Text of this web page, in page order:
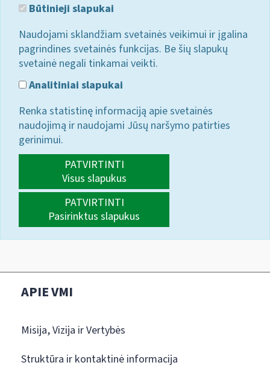
Būtinieji slapukai
Naudojami sklandžiam svetainės veikimui ir įgalina
pagrindines svetainės funkcijas. Be šių slapukų
svetainė negali tinkamai veikti.
Analitiniai slapukai
Renka statistinę informaciją apie svetainės
naudojimą ir naudojami Jūsų naršymo patirties
gerinimui.
PATVIRTINTI
Visus slapukus
PATVIRTINTI
Pasirinktus slapukus
APIE VMI
Misija, Vizija ir Vertybės
Struktūra ir kontaktinė informacija